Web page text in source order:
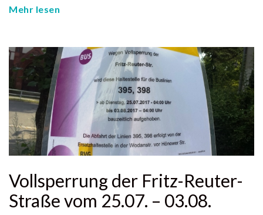
Mehr lesen
Vollsperrung der Fritz-Reuter-
Straße vom 25.07. – 03.08.